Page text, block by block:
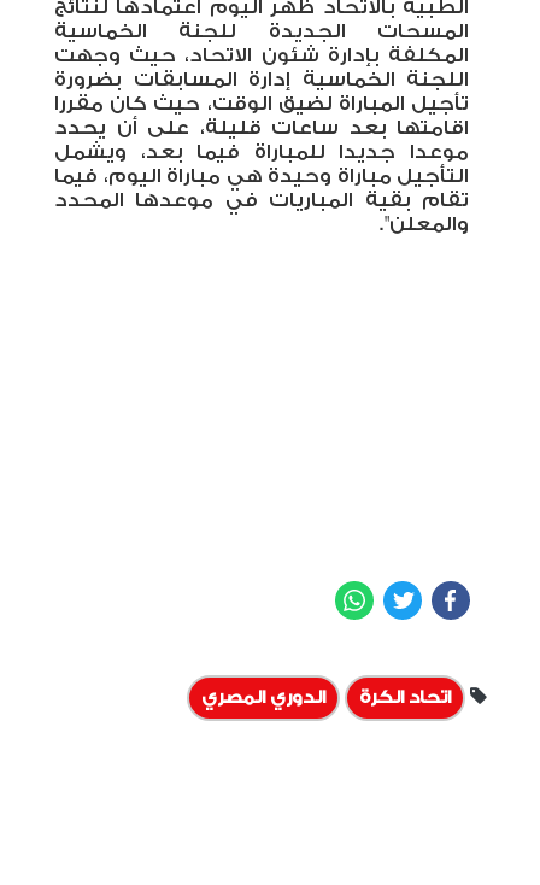
الطبية بالاتحاد ظهر اليوم اعتمادها لنتائج
المسحات الجديدة للجنة الخماسية
المكلفة بإدارة شئون الاتحاد، حيث وجهت
اللجنة الخماسية إدارة المسابقات بضرورة
تأجيل المباراة لضيق الوقت، حيث كان مقررا
اقامتها بعد ساعات قليلة، على أن يحدد
موعدا جديدا للمباراة فيما بعد، ويشمل
التأجيل مباراة وحيدة هي مباراة اليوم، فيما
تقام بقية المباريات في موعدها المحدد
والمعلن".
Facebook
Twitter
اتحاد الكرة الدوري المصري